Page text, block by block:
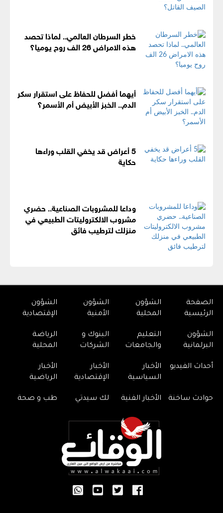
خطر السرطان العالمي.. لماذا تحصد
هذه الامراض 26 الف روح يوميا؟
أيهما أفضل للحفاظ على استقرار سكر
الدم.. الخبز الأبيض أم الأسمر؟
5 أعراض قد يخفي القلب وراءها
حكاية
وداعا للمشروبات الصناعية.. حضري
مشروب الالكتروليتات الطبيعي في
منزلك لترطيب فائق
الصفحة
الرئيسية
الشؤون
المحلية
الشؤون
الأمنية
الشؤون
الإقتصادية
الشؤون
البرلمانية
التعليم
والجامعات
البنوك و
الشركات
الرياضة
المحلية
أحداث الفيديو
الأخبار
السياسية
الأخبار
الإقتصادية
الأخبار
الرياضية
حوادث ساخنة الأخبار الفنية لك سيدتي طب و صحة